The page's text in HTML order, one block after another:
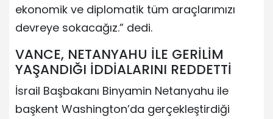
ekonomik ve diplomatik tüm araçlarımızı
devreye sokacağız.” dedi.
VANCE, NETANYAHU İLE GERİLİM
YAŞANDIĞI İDDİALARINI REDDETTİ
İsrail Başbakanı Binyamin Netanyahu ile
başkent Washington’da gerçekleştirdiği